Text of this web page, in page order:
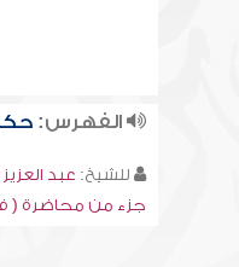
الفهرس:
للشيخ: عبد العزيز
جزء من محاضرة (